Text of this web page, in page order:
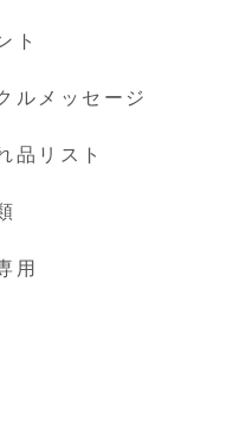
ト
ルメッセージ
品リスト
用